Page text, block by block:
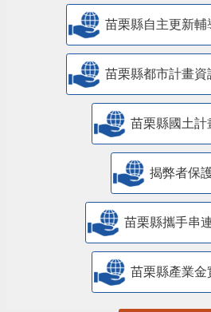
苗栗縣自主更新輔
苗栗縣都市計畫資
苗栗縣國土計
揭弊者保
苗栗縣攜手串
苗栗縣產業金